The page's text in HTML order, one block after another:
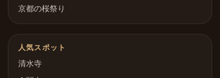
京都の桜祭り
人気スポット
清水寺